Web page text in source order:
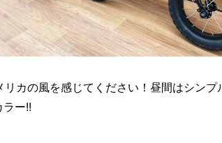
カの風を感じてください！昼間はシンプ
ー!!